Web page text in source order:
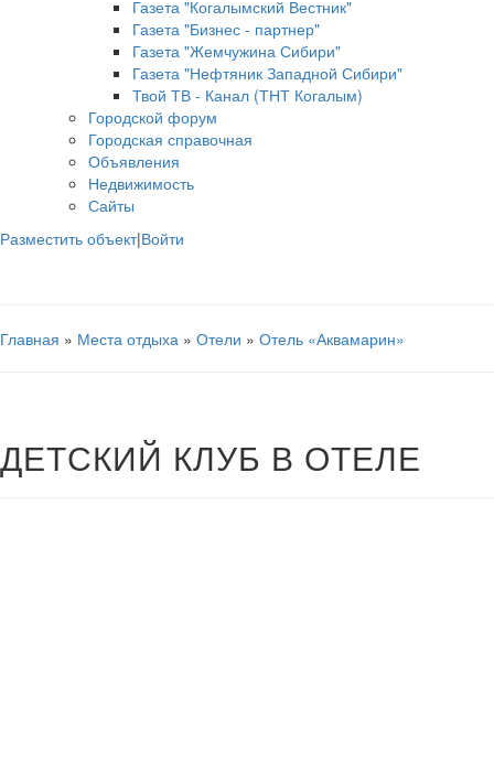
Газета "Когалымский Вестник"
Газета "Бизнес - партнер"
Газета "Жемчужина Сибири"
Газета "Нефтяник Западной Сибири"
Твой ТВ - Канал (ТНТ Когалым)
Городской форум
Городская справочная
Объявления
Недвижимость
Сайты
Разместить объект|Войти
Главная » Места отдыха » Отели » Отель «Аквамарин»
ДЕТСКИЙ КЛУБ В ОТЕЛЕ